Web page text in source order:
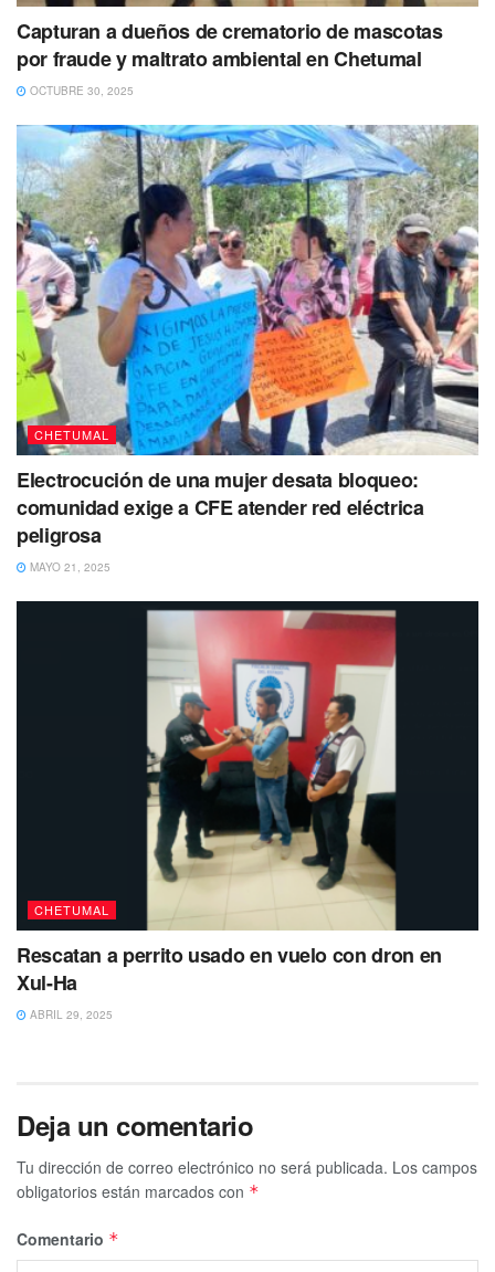
Capturan a dueños de crematorio de mascotas
por fraude y maltrato ambiental en Chetumal
OCTUBRE 30, 2025
CHETUMAL
Electrocución de una mujer desata bloqueo:
comunidad exige a CFE atender red eléctrica
peligrosa
MAYO 21, 2025
CHETUMAL
Rescatan a perrito usado en vuelo con dron en
Xul-Ha
ABRIL 29, 2025
Deja un comentario
Tu dirección de correo electrónico no será publicada. Los campos
obligatorios están marcados con *
Comentario *